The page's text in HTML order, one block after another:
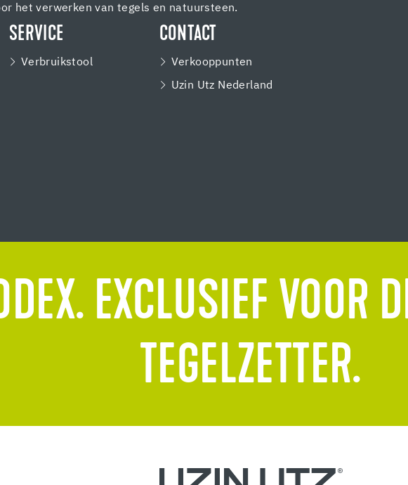
het verwerken van tegels en natuursteen.
SERVICE
Verbruikstool
CONTACT
Verkooppunten
Uzin Utz Nederland
EXCLUSIEF VOOR
TEGELZETTER.